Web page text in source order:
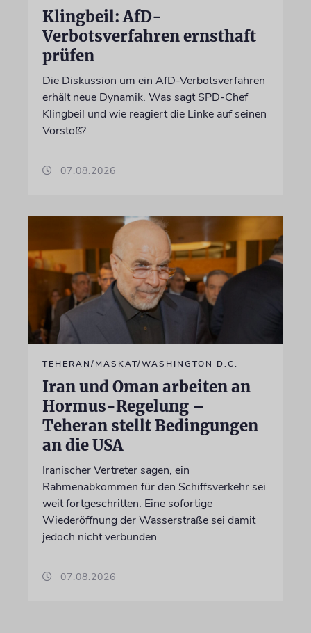
Klingbeil: AfD-
Verbotsverfahren ernsthaft
prüfen
Die Diskussion um ein AfD-Verbotsverfahren
erhält neue Dynamik. Was sagt SPD-Chef
Klingbeil und wie reagiert die Linke auf seinen
Vorstoß?
07.08.2026
TEHERAN/MASKAT/WASHINGTON D.C.
Iran und Oman arbeiten an
Hormus-Regelung –
Teheran stellt Bedingungen
an die USA
Iranischer Vertreter sagen, ein
Rahmenabkommen für den Schiffsverkehr sei
weit fortgeschritten. Eine sofortige
Wiederöffnung der Wasserstraße sei damit
jedoch nicht verbunden
07.08.2026